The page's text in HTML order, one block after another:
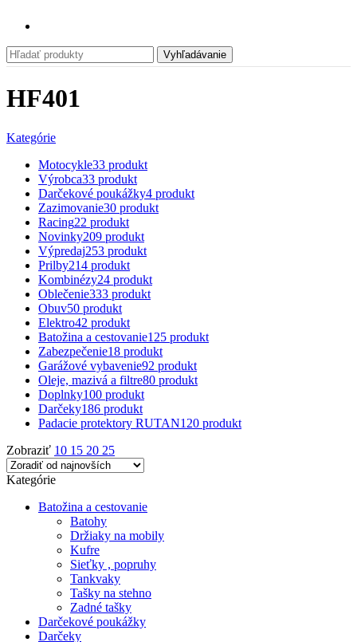
Vyhľadávanie
HF401
Kategórie
Motocykle33 produkt
Výrobca33 produkt
Darčekové poukážky4 produkt
Zazimovanie30 produkt
Racing22 produkt
Novinky209 produkt
Výpredaj253 produkt
Prilby214 produkt
Kombinézy24 produkt
Oblečenie333 produkt
Obuv50 produkt
Elektro42 produkt
Batožina a cestovanie125 produkt
Zabezpečenie18 produkt
Garážové vybavenie92 produkt
Oleje, mazivá a filtre80 produkt
Doplnky100 produkt
Darčeky186 produkt
Padacie protektory RUTAN120 produkt
Zobraziť 10 15 20 25
Kategórie
Batožina a cestovanie
Batohy
Držiaky na mobily
Kufre
Sieťky , popruhy
Tankvaky
Tašky na stehno
Zadné tašky
Darčekové poukážky
Darčeky